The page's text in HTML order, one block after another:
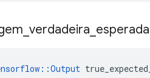
verdadeira esperada